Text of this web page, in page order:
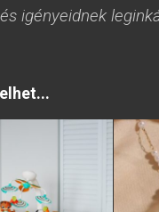
igényeidnek